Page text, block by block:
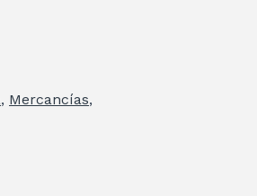
, Mercancías,